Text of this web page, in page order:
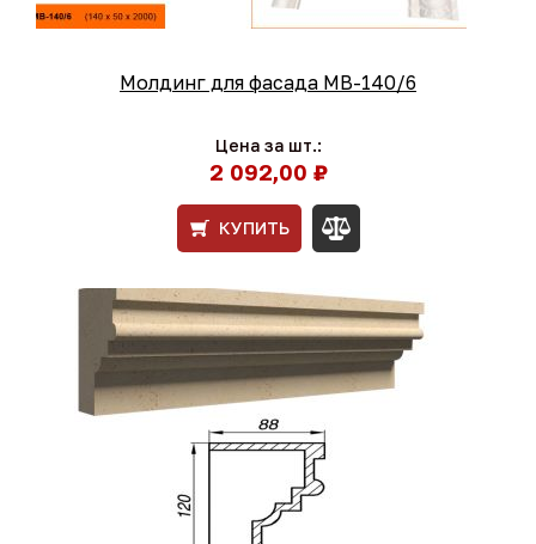
Молдинг для фасада МВ-140/6
Цена за шт.:
2 092,00 ₽
КУПИТЬ